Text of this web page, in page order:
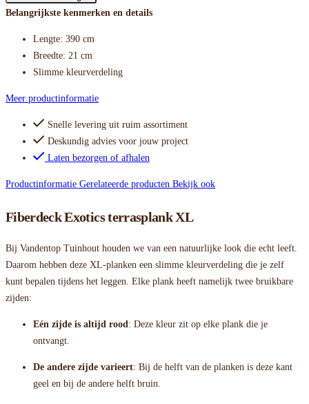
Belangrijkste kenmerken en details
Lengte: 390 cm
Breedte: 21 cm
Slimme kleurverdeling
Meer productinformatie
Snelle levering uit ruim assortiment
Deskundig advies voor jouw project
Laten bezorgen of afhalen
Productinformatie Gerelateerde producten Bekijk ook
Fiberdeck Exotics terrasplank XL
Bij Vandentop Tuinhout houden we van een natuurlijke look die echt leeft.
Daarom hebben deze XL-planken een slimme kleurverdeling die je zelf
kunt bepalen tijdens het leggen. Elke plank heeft namelijk twee bruikbare
zijden:
Eén zijde is altijd rood: Deze kleur zit op elke plank die je
ontvangt.
De andere zijde varieert: Bij de helft van de planken is deze kant
geel en bij de andere helft bruin.